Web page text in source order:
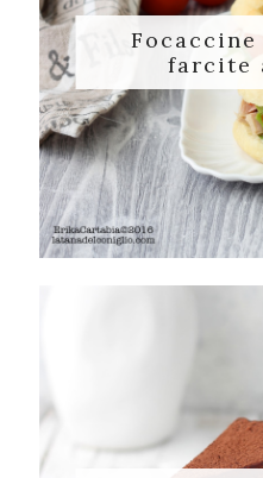
farcite